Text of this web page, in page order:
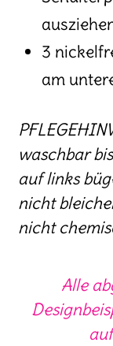
3
am
waschbar
auf links
nicht
nicht
Alle